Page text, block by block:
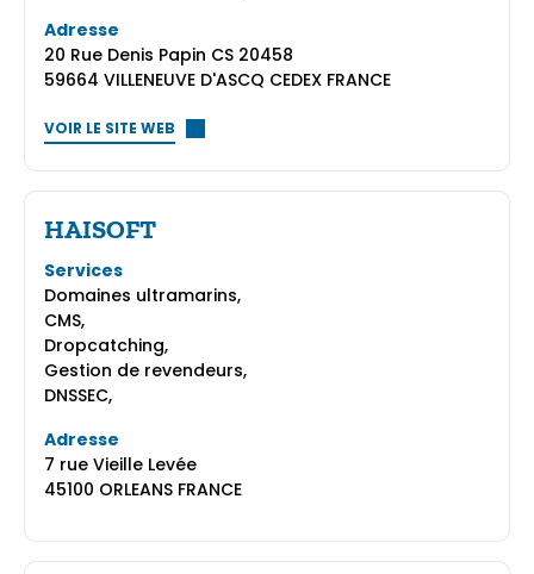
Adresse
20 Rue Denis Papin CS 20458
59664 VILLENEUVE D'ASCQ CEDEX FRANCE
VOIR LE SITE WEB
HAISOFT
Services
Domaines ultramarins,
CMS,
Dropcatching,
Gestion de revendeurs,
DNSSEC,
Adresse
7 rue Vieille Levée
45100 ORLEANS FRANCE